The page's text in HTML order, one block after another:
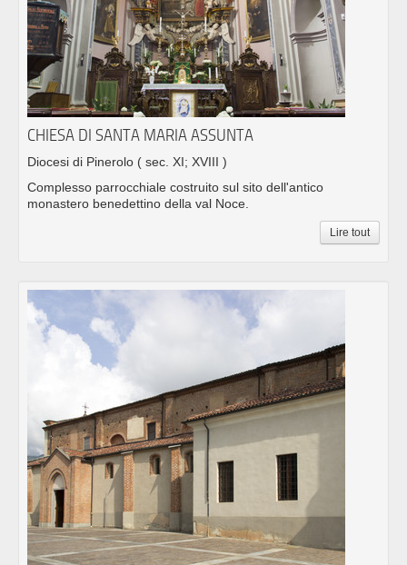
CHIESA DI SANTA MARIA ASSUNTA
Diocesi di Pinerolo ( sec. XI; XVIII )
Complesso parrocchiale costruito sul sito dell'antico
monastero benedettino della val Noce.
Lire tout